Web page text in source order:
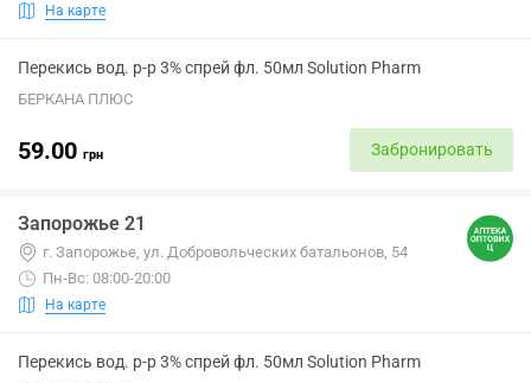
На карте
Перекись вод. р-р 3% спрей фл. 50мл Solution Pharm
БЕРКАНА ПЛЮС
59.00 грн Забронировать
Запорожье 21
г. Запорожье, ул. Добровольческих батальонов, 54
Пн-Вс: 08:00-20:00
На карте
Перекись вод. р-р 3% спрей фл. 50мл Solution Pharm